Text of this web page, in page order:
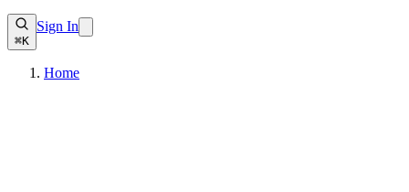
⌘K
Sign In
Home